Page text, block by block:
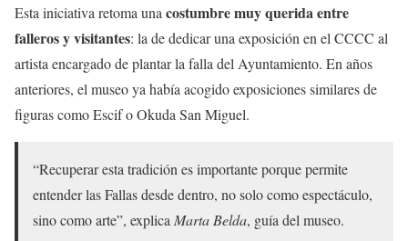
Esta iniciativa retoma una costumbre muy querida entre
falleros y visitantes: la de dedicar una exposición en el CCCC al
artista encargado de plantar la falla del Ayuntamiento. En años
anteriores, el museo ya había acogido exposiciones similares de
figuras como Escif o Okuda San Miguel.
“Recuperar esta tradición es importante porque permite
entender las Fallas desde dentro, no solo como espectáculo,
sino como arte”, explica Marta Belda, guía del museo.